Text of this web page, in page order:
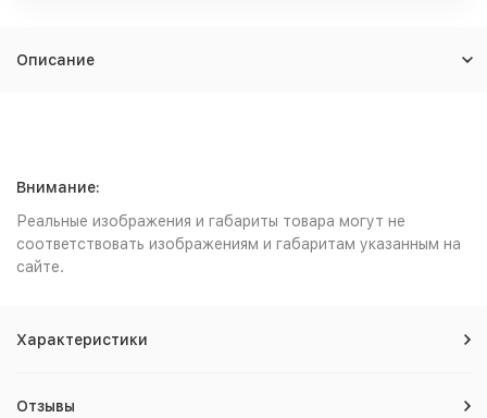
Описание
Внимание:
Реальные изображения и габариты товара могут не
соответствовать изображениям и габаритам указанным на
сайте.
Характеристики
Отзывы